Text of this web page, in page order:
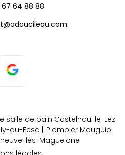
64 88 88
salle de bain Castelnau-le-Lez
du-Fesc
Plombier Mauguio
lès-Maguelone